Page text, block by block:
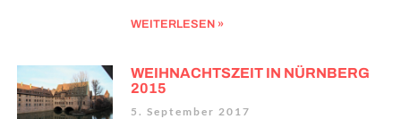
WEITERLESEN »
WEIHNACHTSZEIT IN NÜRNBERG
2015
5. September 2017